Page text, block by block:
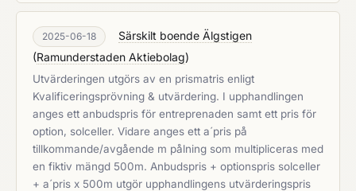
2025-06-18
Särskilt boende Älgstigen
(Ramunderstaden Aktiebolag)
Utvärderingen utgörs av en prismatris enligt
Kvalificeringsprövning & utvärdering. I upphandlingen
anges ett anbudspris för entreprenaden samt ett pris för
option, solceller. Vidare anges ett a´pris på
tillkommande/avgående m pålning som multipliceras med
en fiktiv mängd 500m. Anbudspris + optionspris solceller
+ a´pris x 500m utgör upphandlingens utvärderingspris